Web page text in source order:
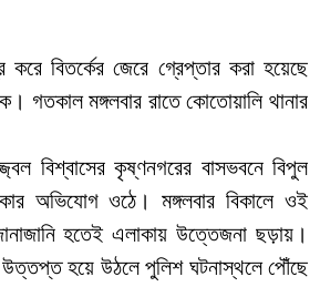
করে বিতর্কের জেরে গ্রেপ্তার করা হয়েছে
গতকাল মঙ্গলবার রাতে কোতোয়ালি থানার
বিশ্বাসের কৃষ্ণনগরের বাসভবনে বিপুল
অভিযোগ ওঠে। মঙ্গলবার বিকালে ওই
হতেই এলাকায় উত্তেজনা ছড়ায়।
উত্তপ্ত হয়ে উঠলে পুলিশ ঘটনাস্থলে পৌঁছে